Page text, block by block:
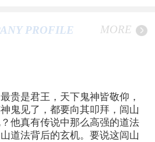
PROFILE MORE
贵是君王，天下鬼神皆敬仰，
鬼见了，都要向其叩拜，闾山
他真有传说中那么高强的道法
道法背后的玄机。要说这闾山